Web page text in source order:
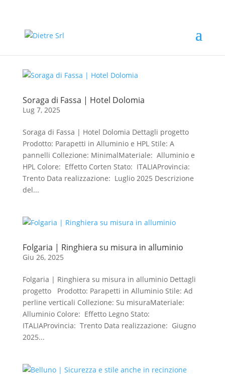
Soraga di Fassa | Hotel Dolomia
Lug 7, 2025
Soraga di Fassa | Hotel Dolomia Dettagli progetto
Prodotto: Parapetti in Alluminio e HPL Stile: A
pannelli Collezione: MinimalMateriale: Alluminio e
HPL Colore: Effetto Corten Stato: ITALIAProvincia:
Trento Data realizzazione: Luglio 2025 Descrizione
del...
Folgaria | Ringhiera su misura in alluminio
Giu 26, 2025
Folgaria | Ringhiera su misura in alluminio Dettagli
progetto Prodotto: Parapetti in Alluminio Stile: Ad
perline verticali Collezione: Su misuraMateriale:
Alluminio Colore: Effetto Legno Stato:
ITALIAProvincia: Trento Data realizzazione: Giugno
2025...